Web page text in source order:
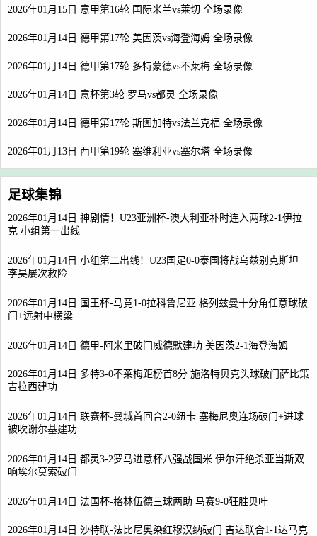
2026年01月15日 意甲第16轮 国际米兰vs莱切 全场录像
2026年01月14日 德甲第17轮 美因茨vs海登海姆 全场录像
2026年01月14日 德甲第17轮 多特蒙德vs不莱梅 全场录像
2026年01月14日 意杯第3轮 罗马vs都灵 全场录像
2026年01月14日 德甲第17轮 斯图加特vs法兰克福 全场录像
2026年01月13日 西甲第19轮 塞维利亚vs塞尔塔 全场录像
足球集锦
2026年01月14日 神剧情！U23亚洲杯-澳大利亚补时连入两球2-1伊拉
克 小组第一出线
2026年01月14日 小组第二出线！U23国足0-0泰国将战乌兹别克斯坦
李昊屡次救险
2026年01月14日 国王杯-马竞1-0拉科鲁尼亚 格列兹曼十分角任意球破
门+远射中横梁
2026年01月14日 德甲-阿米里破门威德默建功 美因茨2-1海登海姆
2026年01月14日 多特3-0不莱梅距榜首8分 施洛特贝克头球破门萨比策
吉拉西建功
2026年01月14日 联赛杯-曼城首回合2-0纽卡 塞梅尼奥连场破门+进球
被吹谢尔基建功
2026年01月14日 都灵3-2罗马进意杯八强战国米 伊尔汗绝杀亚当斯双
响埃尔莫索破门
2026年01月14日 法国杯-格林伍德三球两助 马赛9-0狂胜贝叶
2026年01月14日 沙特联-法比尼奥染红穆汉纳破门 吉达联合1-1达马克